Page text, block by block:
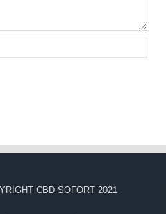
CBD SOFORT 2021